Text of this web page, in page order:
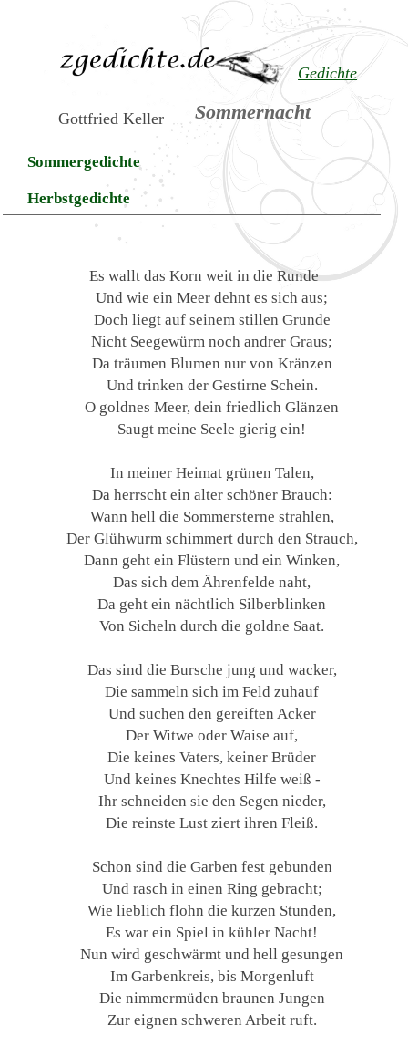
Gedichte
Sommernacht
Gottfried Keller
Sommergedichte
Herbstgedichte
Es wallt das Korn weit in die Runde
Und wie ein Meer dehnt es sich aus;
Doch liegt auf seinem stillen Grunde
Nicht Seegewürm noch andrer Graus;
Da träumen Blumen nur von Kränzen
Und trinken der Gestirne Schein.
O goldnes Meer, dein friedlich Glänzen
Saugt meine Seele gierig ein!
In meiner Heimat grünen Talen,
Da herrscht ein alter schöner Brauch:
Wann hell die Sommersterne strahlen,
Der Glühwurm schimmert durch den Strauch,
Dann geht ein Flüstern und ein Winken,
Das sich dem Ährenfelde naht,
Da geht ein nächtlich Silberblinken
Von Sicheln durch die goldne Saat.
Das sind die Bursche jung und wacker,
Die sammeln sich im Feld zuhauf
Und suchen den gereiften Acker
Der Witwe oder Waise auf,
Die keines Vaters, keiner Brüder
Und keines Knechtes Hilfe weiß -
Ihr schneiden sie den Segen nieder,
Die reinste Lust ziert ihren Fleiß.
Schon sind die Garben fest gebunden
Und rasch in einen Ring gebracht;
Wie lieblich flohn die kurzen Stunden,
Es war ein Spiel in kühler Nacht!
Nun wird geschwärmt und hell gesungen
Im Garbenkreis, bis Morgenluft
Die nimmermüden braunen Jungen
Zur eignen schweren Arbeit ruft.